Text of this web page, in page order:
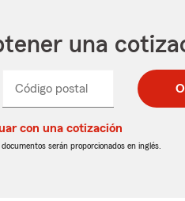
una
Código postal
postal
de
postal
de
_____
con una cotización
serán proporcionados en inglés.